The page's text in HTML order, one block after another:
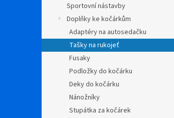
Sportovní nástavby
Doplňky ke kočárkům
Adaptéry na autosedačku
Tašky na rukojeť
Fusaky
Podložky do kočárku
Deky do kočárku
Nánožníky
Stupátka za kočárek